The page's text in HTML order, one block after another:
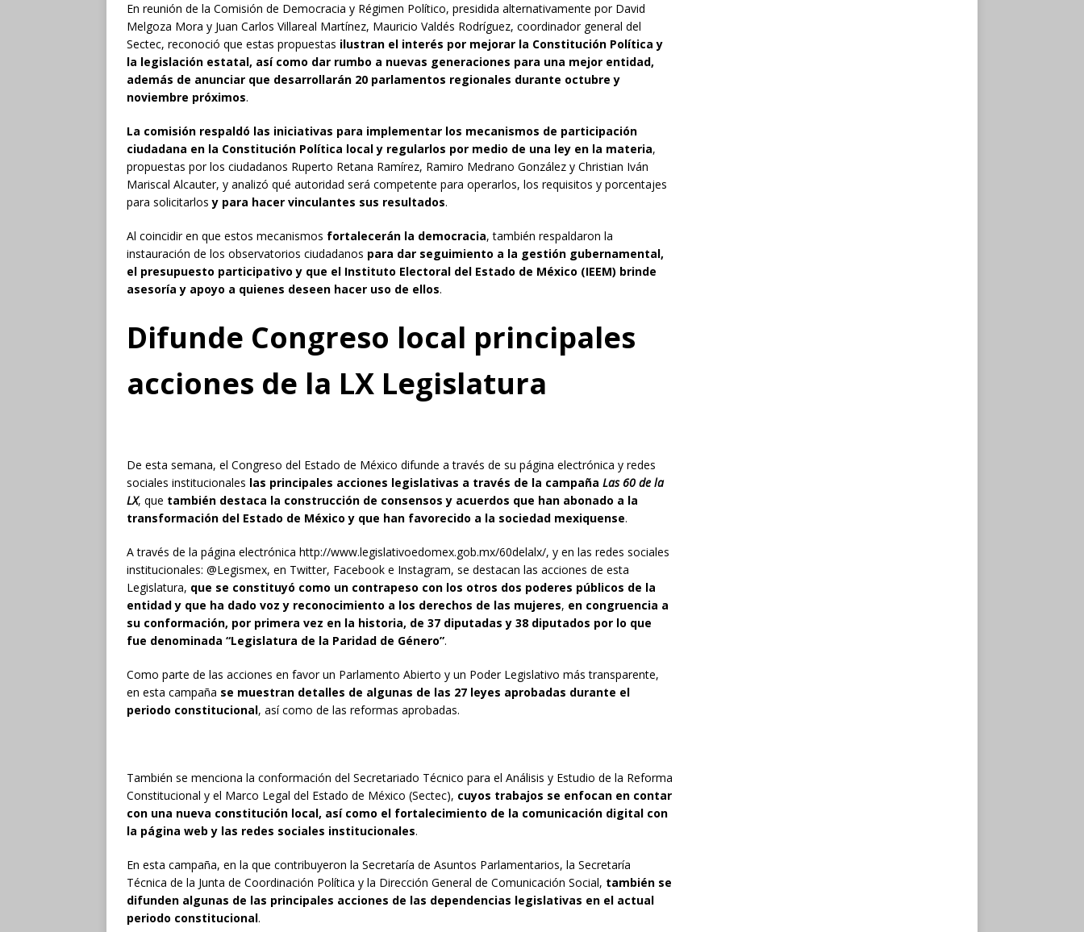
En reunión de la Comisión de Democracia y Régimen Político, presidida alternativamente por David
Melgoza Mora y Juan Carlos Villareal Martínez, Mauricio Valdés Rodríguez, coordinador general del
Sectec, reconoció que estas propuestas ilustran el interés por mejorar la Constitución Política y
la legislación estatal, así como dar rumbo a nuevas generaciones para una mejor entidad,
además de anunciar que desarrollarán 20 parlamentos regionales durante octubre y
noviembre próximos.
La comisión respaldó las iniciativas para implementar los mecanismos de participación
ciudadana en la Constitución Política local y regularlos por medio de una ley en la materia,
propuestas por los ciudadanos Ruperto Retana Ramírez, Ramiro Medrano González y Christian Iván
Mariscal Alcauter, y analizó qué autoridad será competente para operarlos, los requisitos y porcentajes
para solicitarlosy para hacer vinculantes sus resultados.
Al coincidir en que estos mecanismos fortalecerán la democracia, también respaldaron la
instauración de los observatorios ciudadanos para dar seguimiento a la gestión gubernamental,
el presupuesto participativo y que el Instituto Electoral del Estado de México (IEEM) brinde
asesoría y apoyo a quienes deseen hacer uso de ellos.
Difunde Congreso local principales
acciones de la LX Legislatura
De esta semana, el Congreso del Estado de México difunde a través de su página electrónica y redes
sociales institucionales las principales acciones legislativas a través de la campaña Las 60 de la
LX, que también destaca la construcción de consensos y acuerdos que han abonado a la
transformación del Estado de México y que han favorecido a la sociedad mexiquense.
A través de la página electrónica http://www.legislativoedomex.gob.mx/60delalx/, y en las redes sociales
institucionales: @Legismex, en Twitter, Facebook e Instagram, se destacan las acciones de esta
Legislatura, que se constituyó como un contrapeso con los otros dos poderes públicos de la
entidad y que ha dado voz y reconocimiento a los derechos de las mujeres, en congruencia a
su conformación, por primera vez en la historia, de 37 diputadas y 38 diputados por lo que
fue denominada “Legislatura de la Paridad de Género”.
Como parte de las acciones en favor un Parlamento Abierto y un Poder Legislativo más transparente,
en esta campaña se muestran detalles de algunas de las 27 leyes aprobadas durante el
periodo constitucional, así como de las reformas aprobadas.
También se menciona la conformación del Secretariado Técnico para el Análisis y Estudio de la Reforma
Constitucional y el Marco Legal del Estado de México (Sectec), cuyos trabajos se enfocan en contar
con una nueva constitución local, así como el fortalecimiento de la comunicación digital con
la página web y las redes sociales institucionales.
En esta campaña, en la que contribuyeron la Secretaría de Asuntos Parlamentarios, la Secretaría
Técnica de la Junta de Coordinación Política y la Dirección General de Comunicación Social, también se
difunden algunas de las principales acciones de las dependencias legislativas en el actual
periodo constitucional.